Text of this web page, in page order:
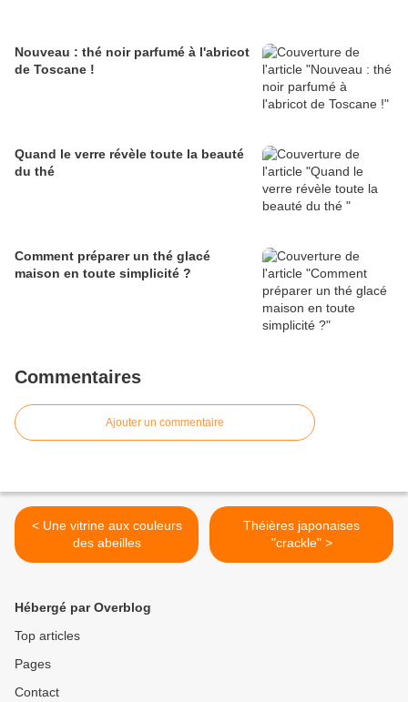
Nouveau : thé noir parfumé à l'abricot
de Toscane !
Quand le verre révèle toute la beauté
du thé
Comment préparer un thé glacé
maison en toute simplicité ?
Commentaires
Ajouter un commentaire
< Une vitrine aux couleurs
des abeilles
Théières japonaises
"crackle" >
Hébergé par Overblog
Top articles
Pages
Contact